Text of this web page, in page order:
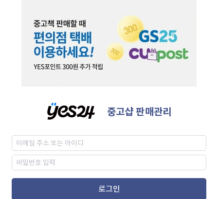
중고샵 판매관리
로그인